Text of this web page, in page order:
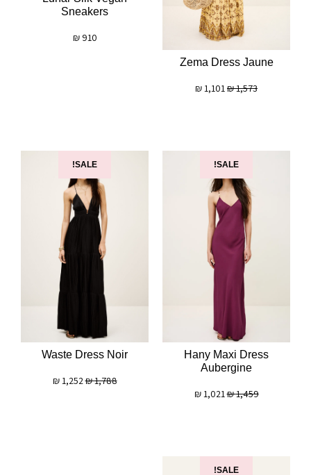
Zema Dress Jaune
1,573
₪
1,101
₪
Sneakers
910
₪
SALE!
Hany Maxi Dress
Aubergine
1,459
₪
1,021
₪
SALE!
Waste Dress Noir
1,788
₪
1,252
₪
SALE!